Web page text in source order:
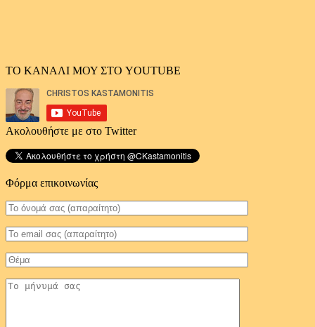
ΤΟ ΚΑΝΑΛΙ ΜΟΥ ΣΤΟ YOUTUBE
Ακολουθήστε με στο Twitter
Φόρμα επικοινωνίας